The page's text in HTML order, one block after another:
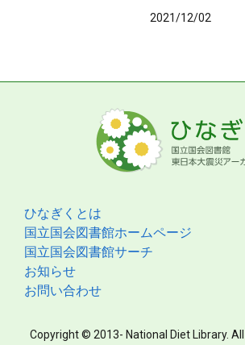
2021/12/02
ひなぎくとは
国立国会図書館ホームページ
国立国会図書館サーチ
お知らせ
お問い合わせ
Copyright © 2013- National Diet Library. All